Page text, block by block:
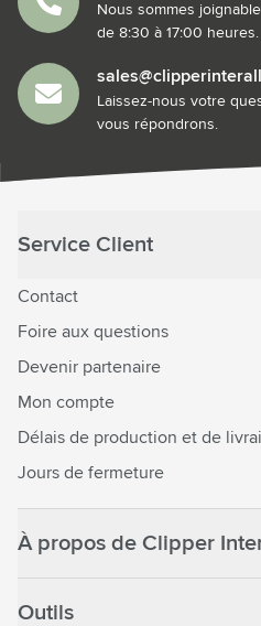
Nous sommes
de 8:30 à 17:00 heures.
Laissez-nous votre
vous répondrons.
Service Client
Contact
Foire aux questions
Devenir partenaire
Mon compte
Délais de production et de
Jours de fermeture
À propos de Clipper
Outils